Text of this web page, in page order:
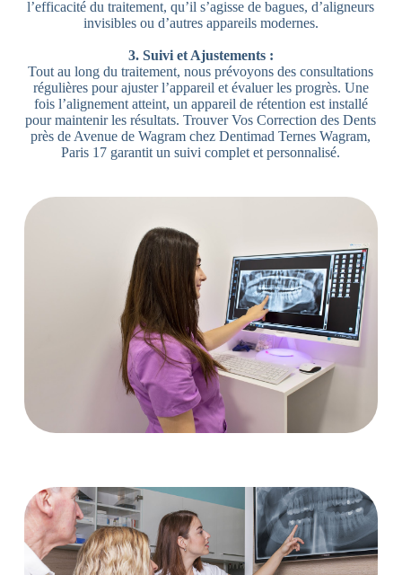
l’efficacité du traitement, qu’il s’agisse de bagues, d’aligneurs
invisibles ou d’autres appareils modernes.
3. Suivi et Ajustements :
Tout au long du traitement, nous prévoyons des consultations
régulières pour ajuster l’appareil et évaluer les progrès. Une
fois l’alignement atteint, un appareil de rétention est installé
pour maintenir les résultats. Trouver Vos Correction des Dents
près de Avenue de Wagram chez Dentimad Ternes Wagram,
Paris 17 garantit un suivi complet et personnalisé.